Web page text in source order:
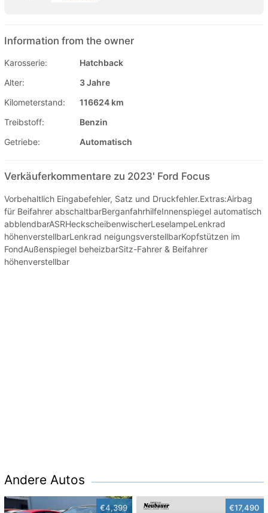
Information from the owner
Karosserie:
Hatchback
Alter:
3 Jahre
Kilometerstand:
116624 km
Treibstoff:
Benzin
Getriebe:
Automatisch
Verkäuferkommentare zu 2023' Ford Focus
Vorbehaltlich Eingabefehler, Satz und Druckfehler.Extras:Airbag
für Beifahrer abschaltbarBerganfahrhilfeInnenspiegel automatisch
abblendbarASRHeckscheibenwischerLeselampeLenkrad
höhenverstellbarLenkrad neigungsverstellbarKopfstützen im
FondAußenspiegel beheizbarSitz-Fahrer & Beifahrer
höhenverstellbar
Andere Autos
€4,399 €17,490